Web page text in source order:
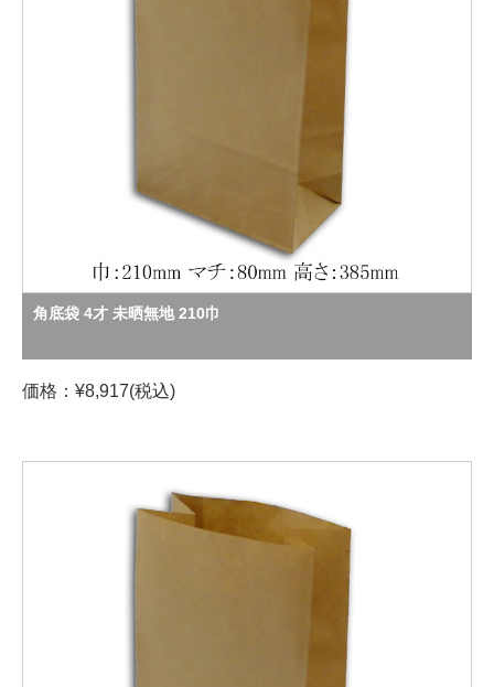
角底袋 4才 未晒無地 210巾
価格：¥8,917(税込)